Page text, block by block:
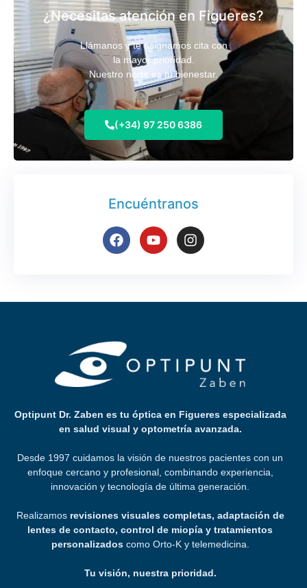
¿Necesitas atención en Figueres?
Llámanos y te asignamos cita con
la mayor prioridad.
Nuestro norte es tu bienestar.
(+34) 97 250 6386
Encuéntranos
Optipunt Dr. Zaben es tu óptica en Figueres especializada
en salud visual y optometría avanzada.
Desde 1997 cuidamos la visión de nuestros pacientes con un
enfoque cercano y profesional, combinando experiencia,
innovación y tecnología de última generación.
Realizamos revisiones visuales completas, adaptación de
lentes de contacto, control de miopía y tratamientos
personalizadoscomo Orto-K y telemedicina.
Tu visión, nuestra prioridad.